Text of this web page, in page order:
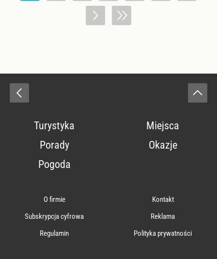
Turystyka
Miejsca
Porady
Okazje
Pogoda
O firmie
Kontakt
Subskrypcja cyfrowa
Reklama
Regulamin
Polityka prywatności